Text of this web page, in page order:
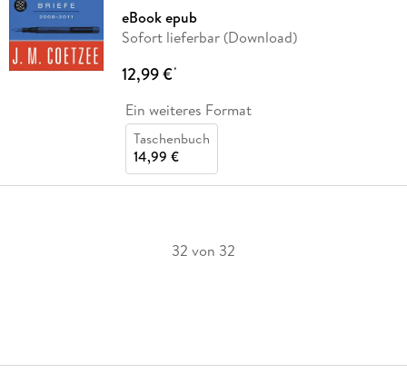
eBook epub
Sofort lieferbar (Download)
12,99 €*
Ein weiteres Format
Taschenbuch
14,99 €
32 von 32